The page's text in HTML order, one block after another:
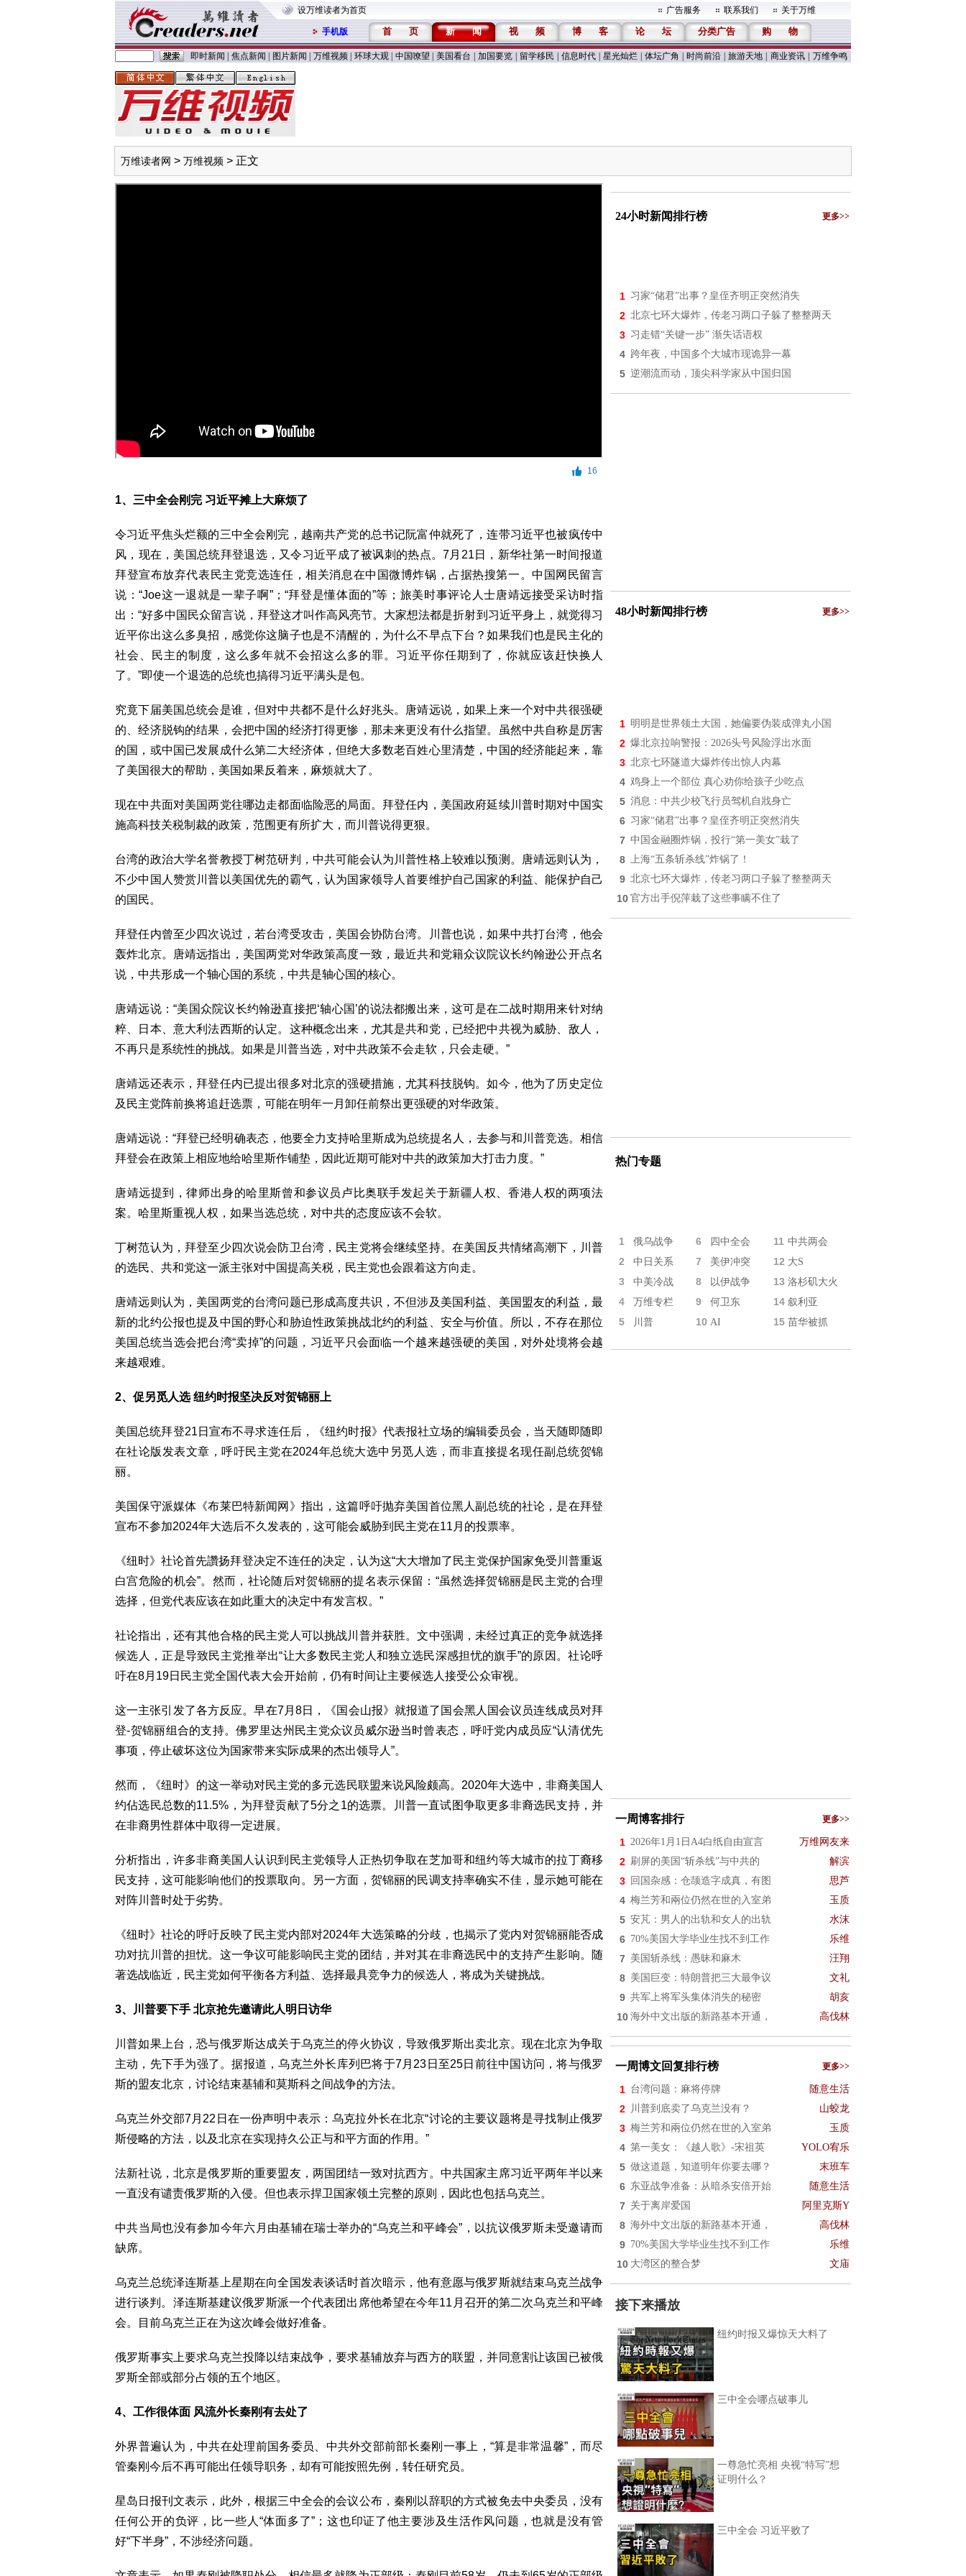
设万维读者为首页 广告服务 联系我们 关于万维
手机版 首 页 新 闻 视 频 博 客 论 坛 分类广告 购 物
即时新闻 焦点新闻 图片新闻 万维视频 环球大观 中国嘹望 美国看台 加国要览 留学移民 信息时代 星光灿烂 体坛广角 时尚前沿 旅游天地 商业资讯 万维争鸣
万维读者网 > 万维视频 > 正文
16
1、三中全会刚完 习近平摊上大麻烦了
令习近平焦头烂额的三中全会刚完，越南共产党的总书记阮富仲就死了，连带习近平也被疯传中
风，现在，美国总统拜登退选，又令习近平成了被讽刺的热点。7月21日，新华社第一时间报道
拜登宣布放弃代表民主党竞选连任，相关消息在中国微博炸锅，占据热搜第一。中国网民留言
说：“Joe这一退就是一辈子啊”；“拜登是懂体面的”等；旅美时事评论人士唐靖远接受采访时指
出：“好多中国民众留言说，拜登这才叫作高风亮节。大家想法都是折射到习近平身上，就觉得习
近平你出这么多臭招，感觉你这脑子也是不清醒的，为什么不早点下台？如果我们也是民主化的
社会、民主的制度，这么多年就不会招这么多的罪。习近平你任期到了，你就应该赶快换人
了。”即使一个退选的总统也搞得习近平满头是包。
究竟下届美国总统会是谁，但对中共都不是什么好兆头。唐靖远说，如果上来一个对中共很强硬
的、经济脱钩的结果，会把中国的经济打得更惨，那未来更没有什么指望。虽然中共自称是厉害
的国，或中国已发展成什么第二大经济体，但绝大多数老百姓心里清楚，中国的经济能起来，靠
了美国很大的帮助，美国如果反着来，麻烦就大了。
现在中共面对美国两党往哪边走都面临险恶的局面。拜登任内，美国政府延续川普时期对中国实
施高科技关税制裁的政策，范围更有所扩大，而川普说得更狠。
台湾的政治大学名誉教授丁树范研判，中共可能会认为川普性格上较难以预测。唐靖远则认为，
不少中国人赞赏川普以美国优先的霸气，认为国家领导人首要维护自己国家的利益、能保护自己
的国民。
拜登任内曾至少四次说过，若台湾受攻击，美国会协防台湾。川普也说，如果中共打台湾，他会
轰炸北京。唐靖远指出，美国两党对华政策高度一致，最近共和党籍众议院议长约翰逊公开点名
说，中共形成一个轴心国的系统，中共是轴心国的核心。
唐靖远说：“美国众院议长约翰逊直接把‘轴心国’的说法都搬出来，这可是在二战时期用来针对纳
粹、日本、意大利法西斯的认定。这种概念出来，尤其是共和党，已经把中共视为威胁、敌人，
不再只是系统性的挑战。如果是川普当选，对中共政策不会走软，只会走硬。”
唐靖远还表示，拜登任内已提出很多对北京的强硬措施，尤其科技脱钩。如今，他为了历史定位
及民主党阵前换将追赶选票，可能在明年一月卸任前祭出更强硬的对华政策。
唐靖远说：“拜登已经明确表态，他要全力支持哈里斯成为总统提名人，去参与和川普竞选。相信
拜登会在政策上相应地给哈里斯作铺垫，因此近期可能对中共的政策加大打击力度。”
唐靖远提到，律师出身的哈里斯曾和参议员卢比奥联手发起关于新疆人权、香港人权的两项法
案。哈里斯重视人权，如果当选总统，对中共的态度应该不会软。
丁树范认为，拜登至少四次说会防卫台湾，民主党将会继续坚持。在美国反共情绪高潮下，川普
的选民、共和党这一派主张对中国提高关税，民主党也会跟着这方向走。
唐靖远则认为，美国两党的台湾问题已形成高度共识，不但涉及美国利益、美国盟友的利益，最
新的北约公报也提及中国的野心和胁迫性政策挑战北约的利益、安全与价值。所以，不存在那位
美国总统当选会把台湾“卖掉”的问题，习近平只会面临一个越来越强硬的美国，对外处境将会越
来越艰难。
2、促另觅人选 纽约时报坚决反对贺锦丽上
美国总统拜登21日宣布不寻求连任后，《纽约时报》代表报社立场的编辑委员会，当天随即随即
在社论版发表文章，呼吁民主党在2024年总统大选中另觅人选，而非直接提名现任副总统贺锦
丽。
美国保守派媒体《布莱巴特新闻网》指出，这篇呼吁抛弃美国首位黑人副总统的社论，是在拜登
宣布不参加2024年大选后不久发表的，这可能会威胁到民主党在11月的投票率。
《纽时》社论首先讚扬拜登决定不连任的决定，认为这“大大增加了民主党保护国家免受川普重返
白宫危险的机会”。然而，社论随后对贺锦丽的提名表示保留：“虽然选择贺锦丽是民主党的合理
选择，但党代表应该在如此重大的决定中有发言权。”
社论指出，还有其他合格的民主党人可以挑战川普并获胜。文中强调，未经过真正的竞争就选择
候选人，正是导致民主党推举出“让大多数民主党人和独立选民深感担忧的旗手”的原因。社论呼
吁在8月19日民主党全国代表大会开始前，仍有时间让主要候选人接受公众审视。
这一主张引发了各方反应。早在7月8日，《国会山报》就报道了国会黑人国会议员连线成员对拜
登-贺锦丽组合的支持。佛罗里达州民主党众议员威尔逊当时曾表态，呼吁党内成员应“认清优先
事项，停止破坏这位为国家带来实际成果的杰出领导人”。
然而，《纽时》的这一举动对民主党的多元选民联盟来说风险颇高。2020年大选中，非裔美国人
约佔选民总数的11.5%，为拜登贡献了5分之1的选票。川普一直试图争取更多非裔选民支持，并
在非裔男性群体中取得一定进展。
分析指出，许多非裔美国人认识到民主党领导人正热切争取在芝加哥和纽约等大城市的拉丁裔移
民支持，这可能影响他们的投票取向。另一方面，贺锦丽的民调支持率确实不佳，显示她可能在
对阵川普时处于劣势。
《纽时》社论的呼吁反映了民主党内部对2024年大选策略的分歧，也揭示了党内对贺锦丽能否成
功对抗川普的担忧。这一争议可能影响民主党的团结，并对其在非裔选民中的支持产生影响。随
著选战临近，民主党如何平衡各方利益、选择最具竞争力的候选人，将成为关键挑战。
3、川普要下手 北京抢先邀请此人明日访华
川普如果上台，恐与俄罗斯达成关于乌克兰的停火协议，导致俄罗斯出卖北京。现在北京为争取
主动，先下手为强了。据报道，乌克兰外长库列巴将于7月23日至25日前往中国访问，将与俄罗
斯的盟友北京，讨论结束基辅和莫斯科之间战争的方法。
乌克兰外交部7月22日在一份声明中表示：乌克拉外长在北京“讨论的主要议题将是寻找制止俄罗
斯侵略的方法，以及北京在实现持久公正与和平方面的作用。”
法新社说，北京是俄罗斯的重要盟友，两国团结一致对抗西方。中共国家主席习近平两年半以来
一直没有谴责俄罗斯的入侵。但也表示捍卫国家领土完整的原则，因此也包括乌克兰。
中共当局也没有参加今年六月由基辅在瑞士举办的“乌克兰和平峰会”，以抗议俄罗斯未受邀请而
缺席。
乌克兰总统泽连斯基上星期在向全国发表谈话时首次暗示，他有意愿与俄罗斯就结束乌克兰战争
进行谈判。泽连斯基建议俄罗斯派一个代表团出席他希望在今年11月召开的第二次乌克兰和平峰
会。目前乌克兰正在为这次峰会做好准备。
俄罗斯事实上要求乌克兰投降以结束战争，要求基辅放弃与西方的联盟，并同意割让该国已被俄
罗斯全部或部分占领的五个地区。
4、工作很体面 风流外长秦刚有去处了
外界普遍认为，中共在处理前国务委员、中共外交部前部长秦刚一事上，“算是非常温馨”，而尽
管秦刚今后不再可能出任领导职务，却有可能按照先例，转任研究员。
星岛日报刊文表示，此外，根据三中全会的会议公布，秦刚以辞职的方式被免去中央委员，没有
任何公开的负评，比一些人“体面多了”；这也印证了他主要涉及生活作风问题，也就是没有管
好“下半身”，不涉经济问题。
24小时新闻排行榜 更多>>
1 习家“储君”出事？皇侄齐明正突然消失
2 北京七环大爆炸，传老习两口子躲了整整两天
3 习走错“关键一步” 渐失话语权
4 跨年夜，中国多个大城市现诡异一幕
5 逆潮流而动，顶尖科学家从中国归国
48小时新闻排行榜 更多>>
1 明明是世界领土大国，她偏要伪装成弹丸小国
2 爆北京拉响警报：2026头号风险浮出水面
3 北京七环隧道大爆炸传出惊人内幕
4 鸡身上一个部位 真心劝你给孩子少吃点
5 消息：中共少校飞行员驾机自戕身亡
6 习家“储君”出事？皇侄齐明正突然消失
7 中国金融圈炸锅，投行“第一美女”栽了
8 上海“五条斩杀线”炸锅了！
9 北京七环大爆炸，传老习两口子躲了整整两天
10 官方出手倪萍栽了这些事瞒不住了
热门专题
1 俄乌战争 6 四中全会 11 中共两会
2 中日关系 7 美伊冲突 12 大S
3 中美冷战 8 以伊战争 13 洛杉矶大火
4 万维专栏 9 何卫东 14 叙利亚
5 川普 10 AI 15 苗华被抓
一周博客排行 更多>>
1 2026年1月1日A4白纸自由宣言 万维网友来
2 刷屏的美国“斩杀线”与中共的 解滨
3 回国杂感：仓颉造字成真，有图 思芦
4 梅兰芳和兩位仍然在世的入室弟 玉质
5 安芃：男人的出轨和女人的出轨 水沫
6 70%美国大学毕业生找不到工作 乐维
7 美国斩杀线：愚昧和麻木 汪翔
8 美国巨变：特朗普把三大最争议 文礼
9 共军上将军头集体消失的秘密 胡亥
10 海外中文出版的新路基本开通， 高伐林
一周博文回复排行榜 更多>>
1 台湾问题：麻将停牌 随意生活
2 川普到底卖了乌克兰没有？ 山蛟龙
3 梅兰芳和兩位仍然在世的入室弟 玉质
4 第一美女：《越人歌》-宋祖英 YOLO宥乐
5 做这道题，知道明年你要去哪？ 末班车
6 东亚战争准备：从暗杀安倍开始 随意生活
7 关于离岸爱国 阿里克斯Y
8 海外中文出版的新路基本开通， 高伐林
9 70%美国大学毕业生找不到工作 乐维
10 大湾区的整合梦 文庙
接下来播放
纽约时报又爆惊天大料了
三中全会哪点破事儿
一尊急忙亮相 央视“特写”想
证明什么？
三中全会 习近平败了